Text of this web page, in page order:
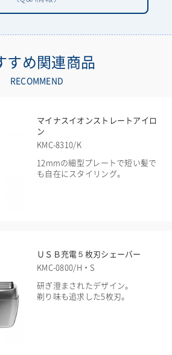
すめ関連商品
RECOMMEND
マイナスイオンストレートアイロ
ン
KMC-8310/K
12mmの細型プレートで短い髪で
も自在にスタイリング。
ＵＳＢ充電５枚刃シェーバー
KMC-0800/H・S
研ぎ澄まされたデザイン。
剃り味も追求した5枚刃。